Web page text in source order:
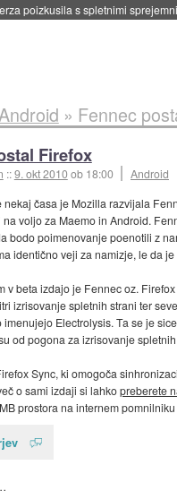
agencija razvija svojo raketo
Android » Fennec
Firefox
::9. okt 2010ob 18:00 Android
časa je Mozilla razvijala
voljo za Maemo in Android.
bodo poimenovanje poenotili z
identično veji za namizje, le da
v beta izdajo je Fennec oz.
izrisovanje spletnih strani ter
imenujejo Electrolysis. Ta se je
od pogona za izrisovanje
Sync, ki omogoča
o sami izdaji si lahkopreberete
prostora na internem